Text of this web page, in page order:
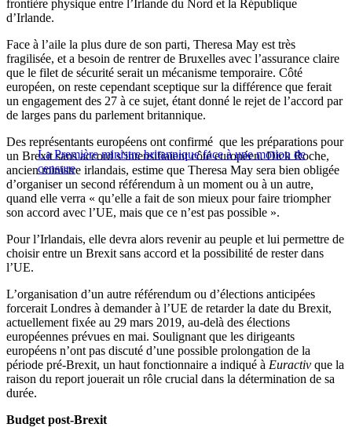
frontière physique entre l’Irlande du Nord et la République
d’Irlande.
Face à l’aile la plus dure de son parti, Theresa May est très
fragilisée, et a besoin de rentrer de Bruxelles avec l’assurance claire
que le filet de sécurité serait un mécanisme temporaire. Côté
européen, on reste cependant sceptique sur la différence que ferait
un engagement des 27 à ce sujet, étant donné le rejet de l’accord par
de larges pans du parlement britannique.
La Première ministre britannique face à une motion de
censure
Des représentants européens ont confirmé que les préparations pour
un Brexit sans accord s’intensifiaient côté européen. Dick Roche,
ancien ministre irlandais, estime que Theresa May sera bien obligée
d’organiser un second référendum à un moment ou à un autre,
quand elle verra « qu’elle a fait de son mieux pour faire triompher
son accord avec l’UE, mais que ce n’est pas possible ».
Pour l’Irlandais, elle devra alors revenir au peuple et lui permettre de
choisir entre un Brexit sans accord et la possibilité de rester dans
l’UE.
L’organisation d’un autre référendum ou d’élections anticipées
forcerait Londres à demander à l’UE de retarder la date du Brexit,
actuellement fixée au 29 mars 2019, au-delà des élections
européennes prévues en mai. Soulignant que les dirigeants
européens n’ont pas discuté d’une possible prolongation de la
période pré-Brexit, un haut fonctionnaire a indiqué à Euractiv que la
raison du report jouerait un rôle crucial dans la détermination de sa
durée.
Budget post-Brexit